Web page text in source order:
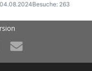
Besuche: 263